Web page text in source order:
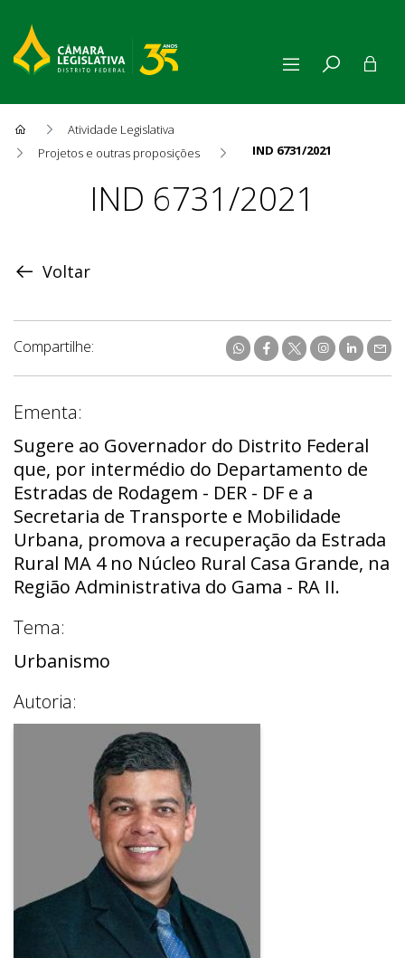
Atividade Legislativa
Projetos e outras proposições
IND 6731/2021
ProposiçãoIND 6731/2021
Voltar
Compartilhe:
Ementa:
Sugere ao Governador do Distrito Federal
que, por intermédio do Departamento de
Estradas de Rodagem - DER - DF e a
Secretaria de Transporte e Mobilidade
Urbana, promova a recuperação da Estrada
Rural MA 4 no Núcleo Rural Casa Grande, na
Região Administrativa do Gama - RA II.
Tema:
Urbanismo
Autoria: